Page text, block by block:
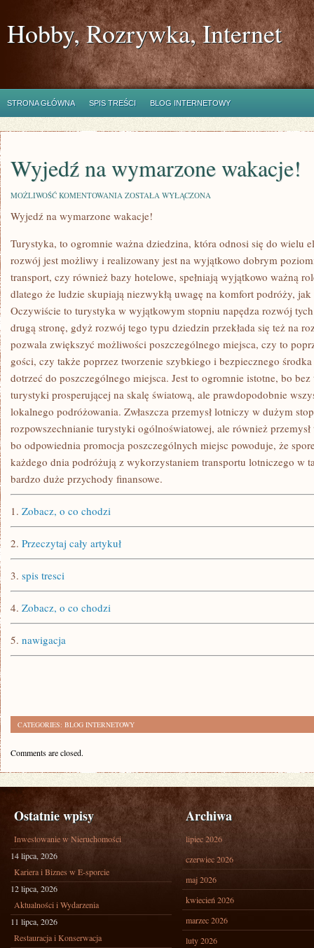
Hobby, Rozrywka, Internet
STRONA GŁÓWNA SPIS TREŚCI BLOG INTERNETOWY
Wyjedź na wymarzone wakacje!
MOŻLIWOŚĆ KOMENTOWANIA WYJEDŹ
WYMARZONE
WAKACJE!
ZOSTAŁA WYŁĄCZONA
Wyjedź na wymarzone wakacje!
Turystyka, to ogromnie ważna dziedzina, która odnosi się do wielu
rozwój jest możliwy i realizowany jest na wyjątkowo dobrym
transport, czy również bazy hotelowe, spełniają wyjątkowo ważną
dlatego że ludzie skupiają niezwykłą uwagę na komfort podróży,
Oczywiście to turystyka w wyjątkowym stopniu napędza rozwój tych
drugą stronę, gdyż rozwój tego typu dziedzin przekłada się też na
pozwala zwiększyć możliwości poszczególnego miejsca, czy to
gości, czy także poprzez tworzenie szybkiego i bezpiecznego
dotrzeć do poszczególnego miejsca. Jest to ogromnie istotne, bo
turystyki prosperującej na skalę światową, ale prawdopodobnie
lokalnego podróżowania. Zwłaszcza przemysł lotniczy w dużym
rozpowszechnianie turystyki ogólnoświatowej, ale również
bo odpowiednia promocja poszczególnych miejsc powoduje, że
każdego dnia podróżują z wykorzystaniem transportu lotniczego w
bardzo duże przychody finansowe.
1. Zobacz, o co chodzi
2. Przeczytaj cały artykuł
3. spis tresci
4. Zobacz, o co chodzi
5. nawigacja
CATEGORIES: BLOG INTERNETOWY
Comments are closed.
Ostatnie wpisy
Inwestowanie w Nieruchomości
14 lipca, 2026
Kariera i Biznes w E-sporcie
12 lipca, 2026
Aktualności i Wydarzenia
11 lipca, 2026
Restauracja i Konserwacja
Archiwa
lipiec 2026
czerwiec 2026
maj 2026
kwiecień 2026
marzec 2026
luty 2026